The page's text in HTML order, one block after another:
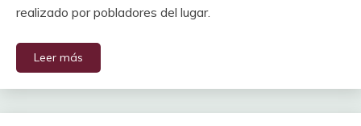
realizado por pobladores del lugar.
Leer más